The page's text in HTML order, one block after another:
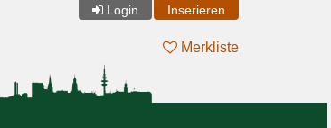
Login Inserieren
Merkliste